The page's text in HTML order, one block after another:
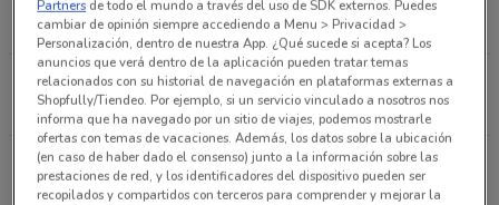
1.7 km
CERRADO
INSURGENTES SUR 1048 Benito Juarez
2.1 km
CERRADO
AV. UNIVERSIDAD 740 Benito Juarez
3.1 km
CERRADO
Partners de todo el mundo a través del uso de SDK externos. Puedes
cambiar de opinión siempre accediendo a Menu > Privacidad >
Personalización, dentro de nuestra App. ¿Qué sucede si acepta? Los
anuncios que verá dentro de la aplicación pueden tratar temas
relacionados con su historial de navegación en plataformas externas a
Shopfully/Tiendeo. Por ejemplo, si un servicio vinculado a nosotros nos
informa que ha navegado por un sitio de viajes, podemos mostrarle
ofertas con temas de vacaciones. Además, los datos sobre la ubicación
(en caso de haber dado el consenso) junto a la información sobre las
prestaciones de red, y los identificadores del dispositivo pueden ser
recopilados y compartidos con terceros para comprender y mejorar la